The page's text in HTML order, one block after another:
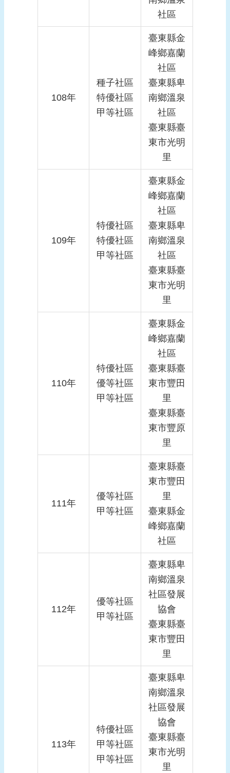
社區
108年
種子社區
特優社區
甲等社區
臺東縣金
峰鄉嘉蘭
社區
臺東縣卑
南鄉溫泉
社區
臺東縣臺
東市光明
里
109年
特優社區
特優社區
甲等社區
臺東縣金
峰鄉嘉蘭
社區
臺東縣卑
南鄉溫泉
社區
臺東縣臺
東市光明
里
110年
特優社區
優等社區
甲等社區
臺東縣金
峰鄉嘉蘭
社區
臺東縣臺
東市豐田
里
臺東縣臺
東市豐原
里
111年
優等社區
甲等社區
臺東縣臺
東市豐田
里
臺東縣金
峰鄉嘉蘭
社區
112年
優等社區
甲等社區
臺東縣卑
南鄉溫泉
社區發展
協會
臺東縣臺
東市豐田
里
113年
特優社區
甲等社區
甲等社區
臺東縣卑
南鄉溫泉
社區發展
協會
臺東縣臺
東市光明
里